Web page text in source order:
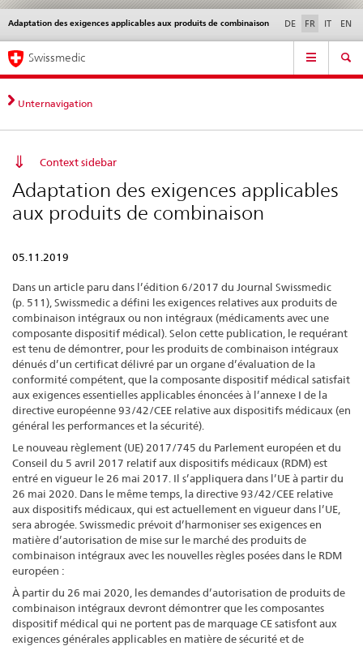
Navigation
directe:
actualités,
bases
contact
Actualités & Mises à
normes
Contact | Support &
aide
Adaptation des exigences applicables aux produits de combinaison DE FR IT EN
Service
Navigation
Swissmedic
Unternavigation
Context sidebar
Adaptation des exigences applicables
aux produits de combinaison
05.11.2019
Dans un article paru dans l’édition 6/2017 du Journal Swissmedic
(p. 511), Swissmedic a défini les exigences relatives aux produits de
combinaison intégraux ou non intégraux (médicaments avec une
composante dispositif médical). Selon cette publication, le requérant
est tenu de démontrer, pour les produits de combinaison intégraux
dénués d’un certificat délivré par un organe d’évaluation de la
conformité compétent, que la composante dispositif médical satisfait
aux exigences essentielles applicables énoncées à l’annexe I de la
directive européenne 93/42/CEE relative aux dispositifs médicaux (en
général les performances et la sécurité).
Le nouveau règlement (UE) 2017/745 du Parlement européen et du
Conseil du 5 avril 2017 relatif aux dispositifs médicaux (RDM) est
entré en vigueur le 26 mai 2017. Il s’appliquera dans l’UE à partir du
26 mai 2020. Dans le même temps, la directive 93/42/CEE relative
aux dispositifs médicaux, qui est actuellement en vigueur dans l’UE,
sera abrogée. Swissmedic prévoit d’harmoniser ses exigences en
matière d’autorisation de mise sur le marché des produits de
combinaison intégraux avec les nouvelles règles posées dans le RDM
européen :
À partir du 26 mai 2020, les demandes d’autorisation de produits de
combinaison intégraux devront démontrer que les composantes
dispositif médical qui ne portent pas de marquage CE satisfont aux
exigences générales applicables en matière de sécurité et de